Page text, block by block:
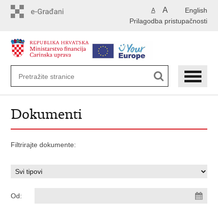
English
A A
Prilagodba pristupačnosti
Dokumenti
Filtrirajte dokumente:
Od: